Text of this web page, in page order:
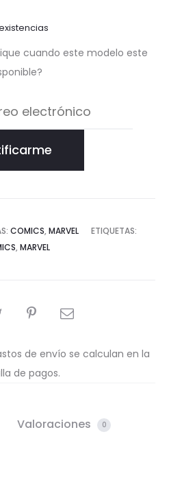
cuando este modelo este
COMICS, MARVEL
ETIQUETAS:
, MARVEL
de envío se calculan en la
de pagos.
Valoraciones 0